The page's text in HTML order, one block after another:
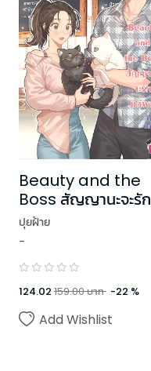
Beauty and the
Boss สัญญานะจะรัก
แค่ผม ชุด
RealGuysFiction
ปุยฝ้าย
-
124.02 159.00บาท -22 %
Add Wishlist